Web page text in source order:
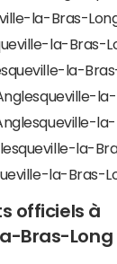
la-Bras-
la-Bras-
la-
la-
la-Bras-
officiels à
Bras-Long